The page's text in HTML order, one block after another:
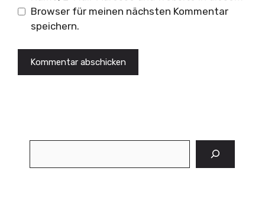
Browser für meinen nächsten Kommentar
speichern.